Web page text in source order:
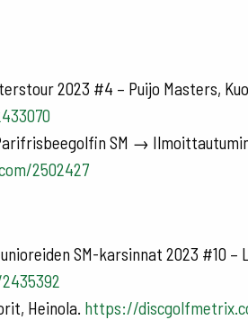
2023 #4 – Puijo Masters,
SM →
2502427
SM-karsinnat 2023 #10 –
Heinola. https://